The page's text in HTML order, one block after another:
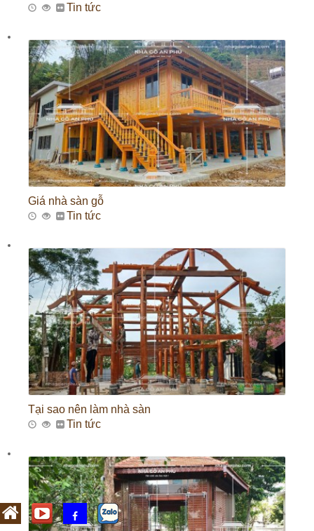
Tin tức
Giá nhà sàn gỗ
Tin tức
Tại sao nên làm nhà sàn
Tin tức